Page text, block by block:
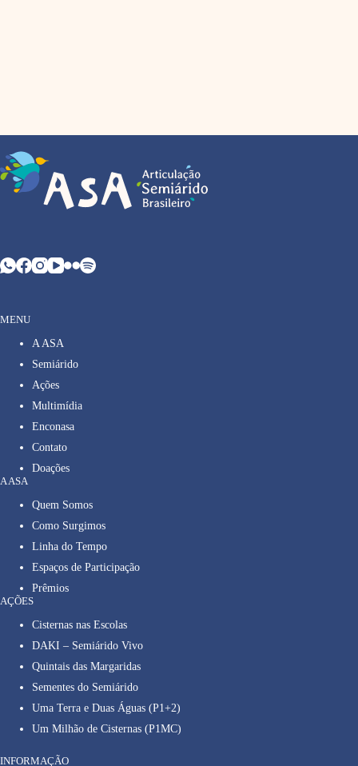
MENU
A ASA
Semiárido
Ações
Multimídia
Enconasa
Contato
Doações
A ASA
Quem Somos
Como Surgimos
Linha do Tempo
Espaços de Participação
Prêmios
AÇÕES
Cisternas nas Escolas
DAKI – Semiárido Vivo
Quintais das Margaridas
Sementes do Semiárido
Uma Terra e Duas Águas (P1+2)
Um Milhão de Cisternas (P1MC)
INFORMAÇÃO